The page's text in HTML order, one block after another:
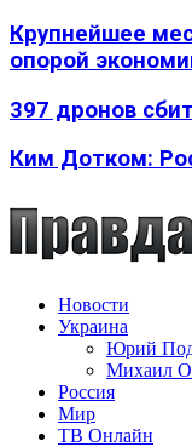
Крупнейшее
опорой
397 дронов
Ким Дотком:
Новости
Украина
Юрий
Михаил
Россия
Мир
ТВ Онлайн